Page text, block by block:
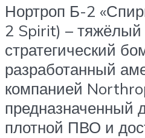
Нортроп Б-2
2 Spirit) –
стратегический
разработанный
компанией
предназначенный
плотной ПВО и